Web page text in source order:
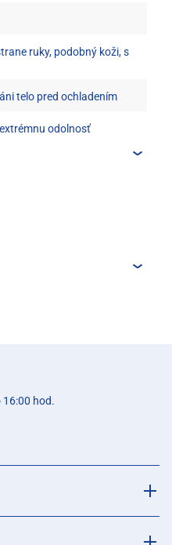
ruky, podobný koži, s
telo pred ochladením
odolnosť
16:00 hod.